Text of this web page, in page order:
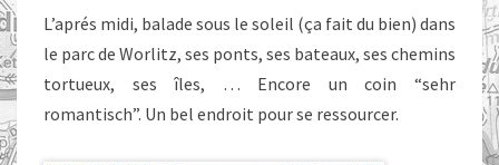
L’aprés midi, balade sous le soleil (ça fait du bien) dans
le parc de Worlitz, ses ponts, ses bateaux, ses chemins
tortueux, ses îles, … Encore un coin “sehr
romantisch”. Un bel endroit pour se ressourcer.